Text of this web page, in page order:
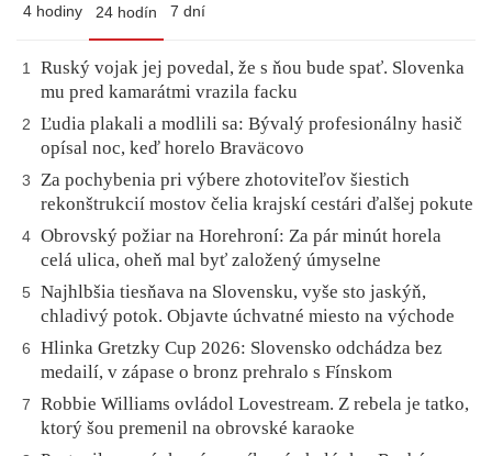
4 hodiny 24 hodín 7 dní
1
Ruský vojak jej povedal, že s ňou bude spať. Slovenka
mu pred kamarátmi vrazila facku
2
Ľudia plakali a modlili sa: Bývalý profesionálny hasič
opísal noc, keď horelo Braväcovo
3
Za pochybenia pri výbere zhotoviteľov šiestich
rekonštrukcií mostov čelia krajskí cestári ďalšej pokute
4 Obrovský požiar na Horehroní: Za pár minút horela
celá ulica, oheň mal byť založený úmyselne
5
Najhlbšia tiesňava na Slovensku, vyše sto jaskýň,
chladivý potok. Objavte úchvatné miesto na východe
6
Hlinka Gretzky Cup 2026: Slovensko odchádza bez
medailí, v zápase o bronz prehralo s Fínskom
7
Robbie Williams ovládol Lovestream. Z rebela je tatko,
ktorý šou premenil na obrovské karaoke